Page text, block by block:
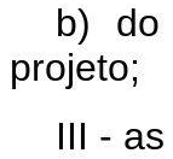
b) do
projeto;
III -